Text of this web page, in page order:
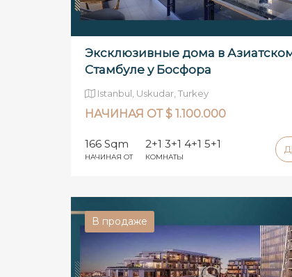
Эксклюзивные дома в
Стамбуле у Босфора
Istanbul, Uskudar, Turkey
НАЧИНАЯ ОТ $ 1.100.000
166 Sqm
НАЧИНАЯ ОТ
2+1 3+1 4+1 5+1
КОМНАТЫ
В продаже